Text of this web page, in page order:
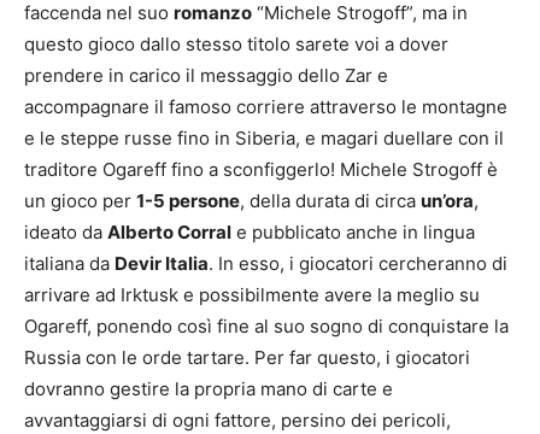
faccenda nel suo romanzo “Michele Strogoff”, ma in
questo gioco dallo stesso titolo sarete voi a dover
prendere in carico il messaggio dello Zar e
accompagnare il famoso corriere attraverso le montagne
e le steppe russe fino in Siberia, e magari duellare con il
traditore Ogareff fino a sconfiggerlo! Michele Strogoff è
un gioco per 1-5 persone, della durata di circa un’ora,
ideato da Alberto Corral e pubblicato anche in lingua
italiana da Devir Italia. In esso, i giocatori cercheranno di
arrivare ad Irktusk e possibilmente avere la meglio su
Ogareff, ponendo così fine al suo sogno di conquistare la
Russia con le orde tartare. Per far questo, i giocatori
dovranno gestire la propria mano di carte e
avvantaggiarsi di ogni fattore, persino dei pericoli,